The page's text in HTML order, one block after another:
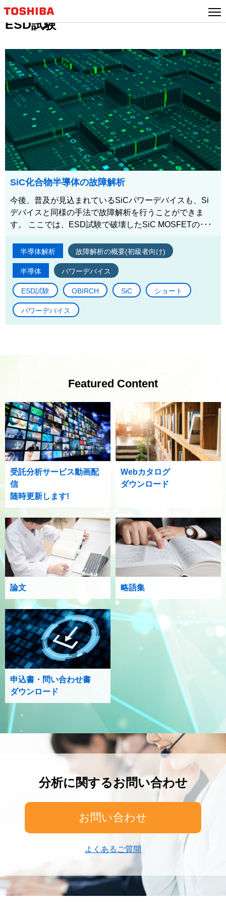
ESD試験
SiC化合物半導体の故障解析
今後、普及が見込まれているSiCパワーデバイスも、Si
デバイスと同様の手法で故障解析を行うことができま
す。 ここでは、ESD試験で破壊したSiC MOSFETの･･･
半導体解析 故障解析の概要(初級者向け)
半導体 パワーデバイス
ESD試験 OBIRCH SiC ショート
パワーデバイス
Featured Content
受託分析サービス動画配
信
随時更新します!
Webカタログ
ダウンロード
論文 略語集
申込書・問い合わせ書
ダウンロード
分析に関するお問い合わせ
お問い合わせ
よくあるご質問